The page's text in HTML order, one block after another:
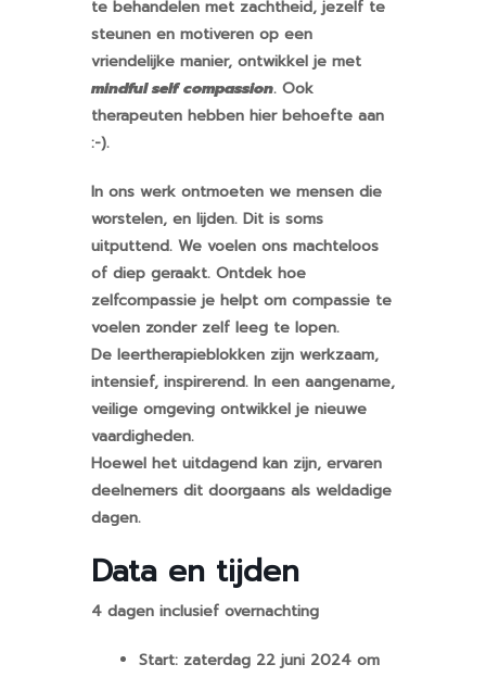
te behandelen met zachtheid, jezelf te
steunen en motiveren op een
vriendelijke manier, ontwikkel je met
mindful self compassion. Ook
therapeuten hebben hier behoefte aan
:-).
In ons werk ontmoeten we mensen die
worstelen, en lijden. Dit is soms
uitputtend. We voelen ons machteloos
of diep geraakt. Ontdek hoe
zelfcompassie je helpt om compassie te
voelen zonder zelf leeg te lopen.
De leertherapieblokken zijn werkzaam,
intensief, inspirerend. In een aangename,
veilige omgeving ontwikkel je nieuwe
vaardigheden.
Hoewel het uitdagend kan zijn, ervaren
deelnemers dit doorgaans als weldadige
dagen.
Data en tijden
4 dagen inclusief overnachting
Start: zaterdag 22 juni 2024 om